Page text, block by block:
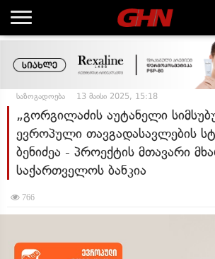
საზოგადოება 13 მაისი 2025, 15:18
„გორგილაძის აუტანელი
ევროპული თავგადასავლების
ბენიძეა - პროექტის მთავარი
საქართველოს ბანკია
766